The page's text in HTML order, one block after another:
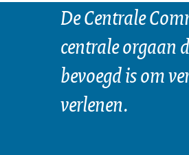
De Centrale
centrale orgaan
bevoegd is om
verlenen.